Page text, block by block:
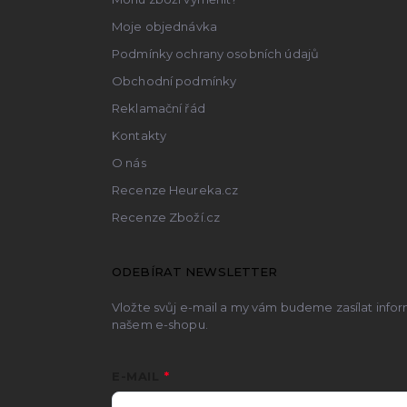
Moje objednávka
Podmínky ochrany osobních údajů
Obchodní podmínky
Reklamační řád
Kontakty
O nás
Recenze Heureka.cz
Recenze Zboží.cz
ODEBÍRAT NEWSLETTER
Vložte svůj e-mail a my vám budeme zasílat
našem e-shopu.